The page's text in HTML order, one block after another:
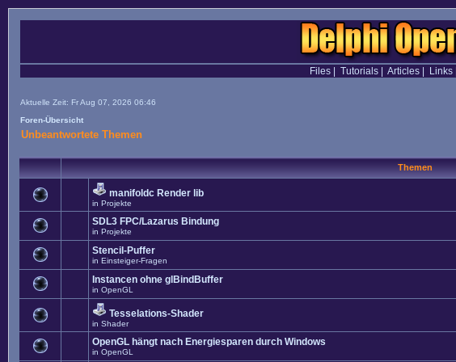
Files| Tutorials| Articles| Links|
Aktuelle Zeit: Fr Aug 07, 2026 06:46
Foren-Übersicht
Unbeantwortete Themen
Themen
manifoldc Render lib
in Projekte
SDL3 FPC/Lazarus Bindung
in Projekte
Stencil-Puffer
in Einsteiger-Fragen
Instancen ohne glBindBuffer
in OpenGL
Tesselations-Shader
in Shader
OpenGL hängt nach Energiesparen durch Windows
in OpenGL